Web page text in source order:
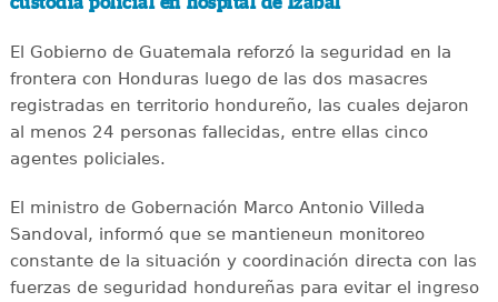
El Gobierno de Guatemala reforzó la seguridad en la
frontera con Honduras luego de las dos masacres
registradas en territorio hondureño, las cuales dejaron
al menos 24 personas fallecidas, entre ellas cinco
agentes policiales.
El ministro de Gobernación Marco Antonio Villeda
Sandoval, informó que se mantieneun monitoreo
constante de la situación y coordinación directa con las
fuerzas de seguridad hondureñas para evitar el ingreso